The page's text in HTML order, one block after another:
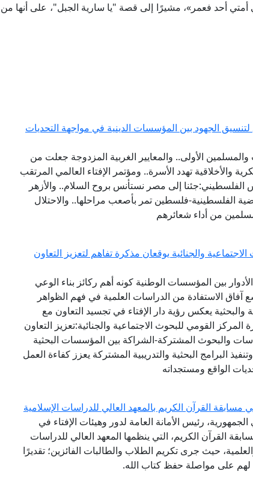
أحد فعمر»، مشيرًا إلى قصة "يا سارية الجبل"، على أنها من
الجهود بين المؤسسات الدينية في مواجهة التحديات
الأولى.. والمعايير الغربية المزدوجة جعلت من
والأخلاقية تهدد الأسرة.. ومؤتمر الإفتاء العالمي المرتقب
إلى مصر نستأنس بروح السلام.. والأزهر
الفلسطينية-فلسطين تمر بأصعب مراحلها.. والاحتلال
من أداء شعائرهم
والجنائية يوقعان مذكرة تفاهم لتعزيز التعاون
بين المؤسسات الوطنية كونه أهم ركائز بناء الوعي
آفاق الاستفادة من الدراسات العلمية في فهم الظواهر
والبحثية يعكس رؤية دار الإفتاء في تجسيد التعاون مع
القومي للبحوث الاجتماعية والجنائية:تعزيز التعاون
والبحوث المشتركة-الشراكة بين المؤسسات البحثية
البرامج البحثية والتدريبية المشتركة يعزز كفاءة العمل
الواقع ومستجداته
القرآن الكريم بالمعهد العالي للدراسات الإسلامية
رئيس الأمانة العامة لدور وهيئات الإفتاء في
القرآن الكريم، التي ينظمها المعهد العالي للدراسات
حيث جرى تكريم الطلاب والطالبات الفائزين؛ تقديرًا
لهم على مواصلة حفظ كتاب الله.